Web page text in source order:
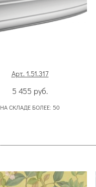
Арт. 1.51.317
5 455 руб.
НА СКЛАДЕ БОЛЕЕ: 50